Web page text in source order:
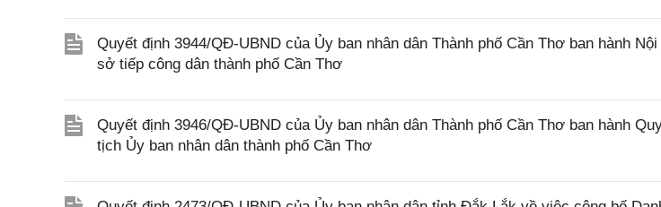
Quyết định 3944/QĐ-UBND của Ủy ban nhân dân Thành phố Cần Thơ ban hành
sở tiếp công dân thành phố Cần Thơ
Quyết định 3946/QĐ-UBND của Ủy ban nhân dân Thành phố Cần Thơ ban hành
tịch Ủy ban nhân dân thành phố Cần Thơ